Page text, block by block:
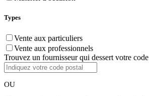
Types
Vente aux particuliers
Vente aux professionnels
Trouvez un fournisseur qui dessert votre
OU